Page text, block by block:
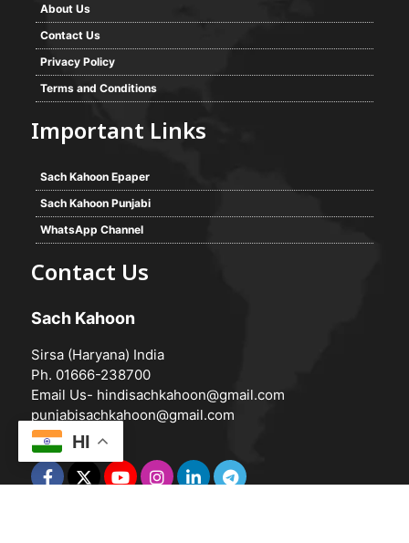
About Us
Contact Us
Privacy Policy
Terms and Conditions
Important Links
Sach Kahoon Epaper
Sach Kahoon Punjabi
WhatsApp Channel
Contact Us
Sach Kahoon
Sirsa (Haryana) India
Ph. 01666-238700
Email Us- hindisachkahoon@gmail.com
punjabisachkahoon@gmail.com
HI